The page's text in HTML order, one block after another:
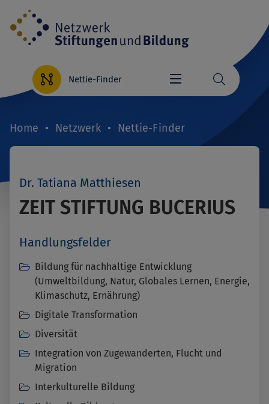
Direkt
zum
Inhalt
Nettie-Finder
Home Netzwerk Nettie-Finder
Dr. Tatiana Matthiesen
ZEIT STIFTUNG BUCERIUS
Handlungsfelder
Bildung für nachhaltige Entwicklung
(Umweltbildung, Natur, Globales Lernen, Energie,
Klimaschutz, Ernährung)
Digitale Transformation
Diversität
Integration von Zugewanderten, Flucht und
Migration
Interkulturelle Bildung